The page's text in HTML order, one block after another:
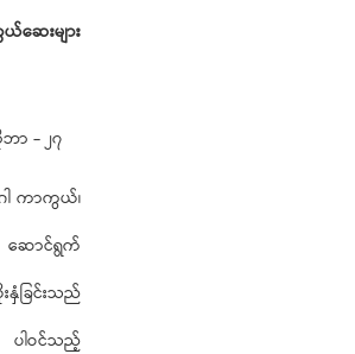
ေးများ
ာ - ၂၇
ကာကွယ်၊
ောင်ရွက်
ခြင်းသည်
ါဝင်သည့်